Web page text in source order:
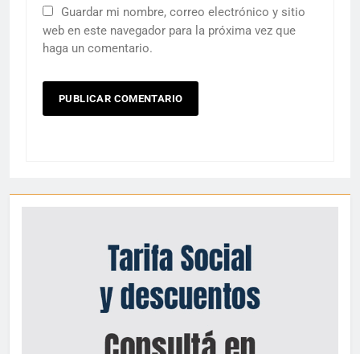
Guardar mi nombre, correo electrónico y sitio
web en este navegador para la próxima vez que
haga un comentario.